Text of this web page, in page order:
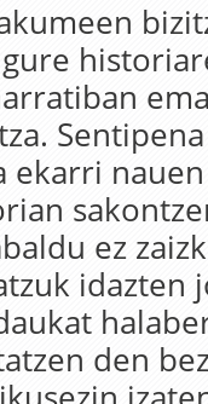
ekarri
ez
idazten
den